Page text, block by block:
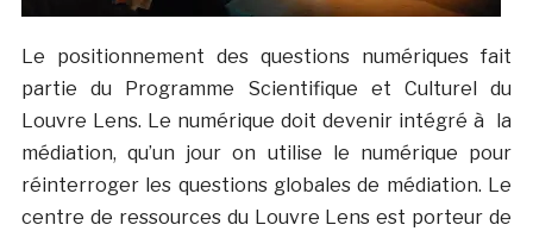
Le positionnement des questions numériques fait
partie du Programme Scientifique et Culturel du
Louvre Lens. Le numérique doit devenir intégré à la
médiation, qu’un jour on utilise le numérique pour
réinterroger les questions globales de médiation. Le
centre de ressources du Louvre Lens est porteur de